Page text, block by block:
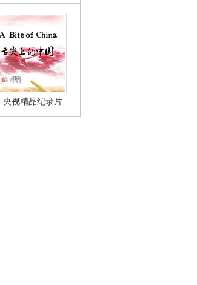
央视精品纪录片